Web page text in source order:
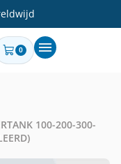
0
100-200-300-